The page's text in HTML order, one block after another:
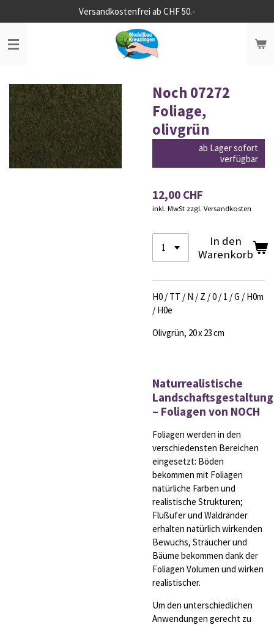
Hauptinhalt
springen
Versandkostenfrei ab CHF 50.-
Noch 07272
Foliage,
olivgrün
ab Lager sofort
verfügbar
12,00 CHF
inkl. MwSt zzgl. Versandkosten
In den
Warenkorb
H0 / TT / N / Z / 0 / 1 / G / H0m
/ H0e
Olivgrün, 20 x 23 cm
Naturrealistische
Landschaftsgestaltung
– Foliagen von NOCH
Foliagen werden in den
verschiedensten Bereichen
eingesetzt: Böden
bekommen mit Foliagen
natürliche Farben und
realistische Strukturen;
Flußufer und Waldränder
erhalten natürlich wirkenden
Bewuchs, Sträucher und
Bäume bekommen dank der
Foliagen Volumen und wirken
realistischer.
Um den unterschiedlichen
Anwendungen gerecht zu